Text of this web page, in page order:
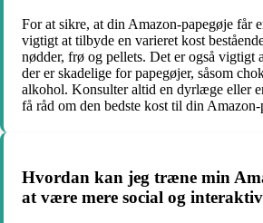
For at sikre, at din Amazon-papegøje får
vigtigt at tilbyde en varieret kost
nødder, frø og pellets. Det er også vigtigt
der er skadelige for papegøjer, såsom
alkohol. Konsulter altid en dyrlæge eller
få råd om den bedste kost til din Amazon-
Hvordan kan jeg træne min
at være mere social og